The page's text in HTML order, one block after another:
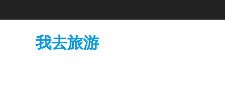
我去旅游